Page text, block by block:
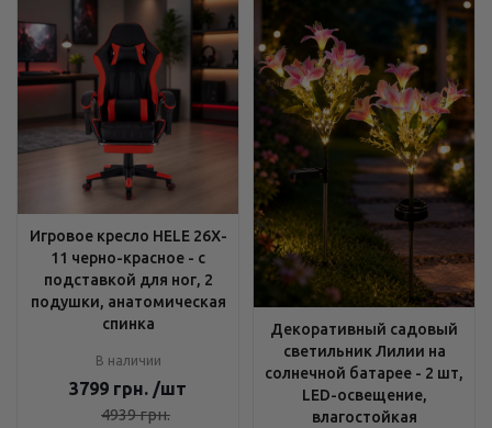
Игровое кресло HELE 26X-
11 черно-красное - с
подставкой для ног, 2
подушки, анатомическая
спинка
В наличии
3799 грн. /шт
4939грн.
Декоративный садовый
светильник Лилии на
солнечной батарее - 2 шт,
LED-освещение,
влагостойкая